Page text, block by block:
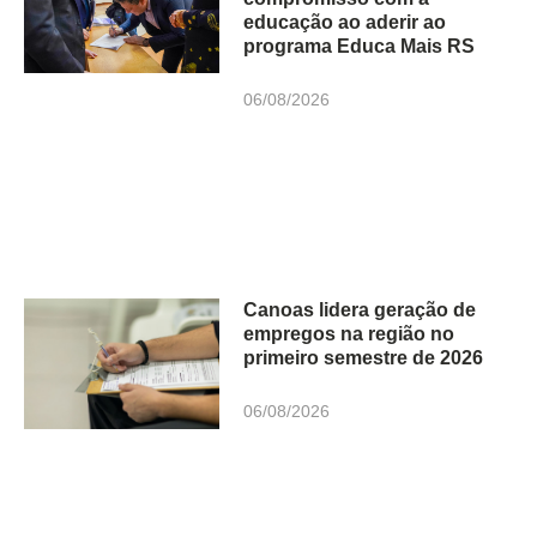
educação ao aderir ao
programa Educa Mais RS
06/08/2026
Canoas lidera geração de
empregos na região no
primeiro semestre de 2026
06/08/2026